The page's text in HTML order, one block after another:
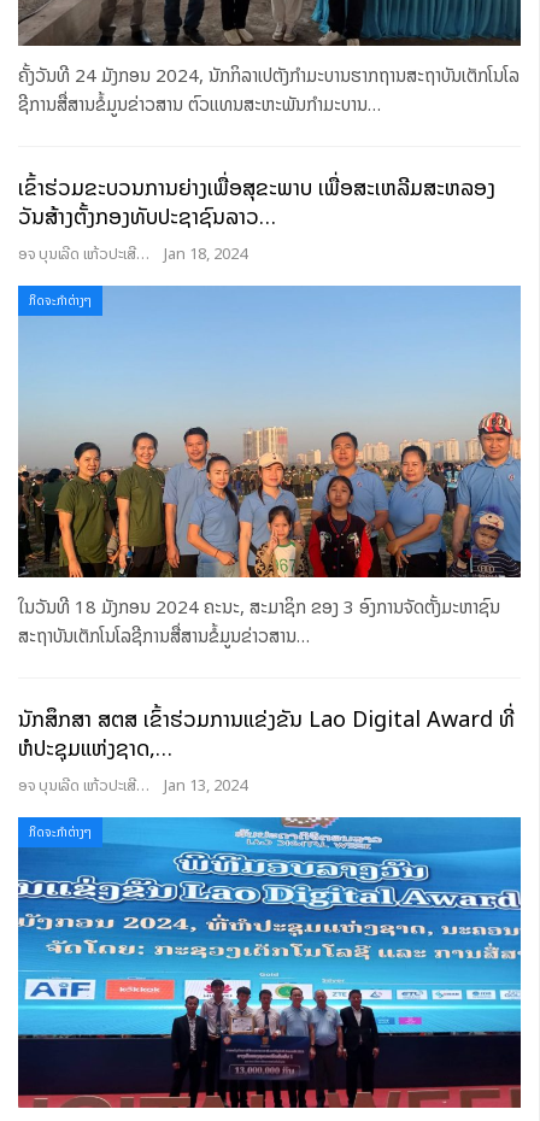
ຄັ້ງວັນທີ 24 ມັງກອນ 2024, ນັກກິລາເປຕັງກຳມະບານຮາກຖານສະຖາບັນເຕັກໂນໂລ
ຊີການສື່ສານຂໍ້ມູນຂ່າວສານ ຕົວແທນສະຫະພັນກຳມະບານ…
ເຂົ້າຮ່ວມຂະບວນການຍ່າງເພື່ອສຸຂະພາບ ເພື່ອສະເຫລີມສະຫລອງ
ວັນສ້າງຕັ້ງກອງທັບປະຊາຊົນລາວ…
ອຈ ບຸນເລີດ ແກ້ວປະເສີດ Jan 18, 2024
ກິດຈະກຳຕ່າງໆ
ໃນວັນທີ 18 ມັງກອນ 2024 ຄະນະ, ສະມາຊິກ ຂອງ 3 ອົງການຈັດຕັ້ງມະຫາຊົນ
ສະຖາບັນເຕັກໂນໂລຊີການສື່ສານຂໍ້ມູນຂ່າວສານ…
ນັກສຶກສາ ສຕສ ເຂົ້າຮ່ວມການແຂ່ງຂັນ Lao Digital Award ທີ່
ຫໍປະຊຸມແຫ່ງຊາດ,…
ອຈ ບຸນເລີດ ແກ້ວປະເສີດ Jan 13, 2024
ກິດຈະກຳຕ່າງໆ